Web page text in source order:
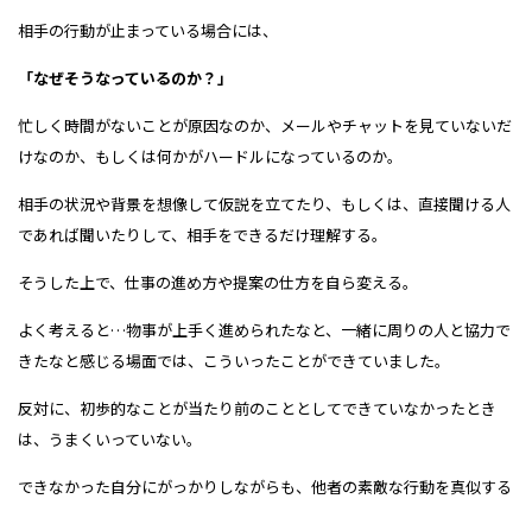
相手の行動が止まっている場合には、
「なぜそうなっているのか？」
忙しく時間がないことが原因なのか、メールやチャットを見ていないだ
けなのか、もしくは何かがハードルになっているのか。
相手の状況や背景を想像して仮説を立てたり、もしくは、直接聞ける人
であれば聞いたりして、相手をできるだけ理解する。
そうした上で、仕事の進め方や提案の仕方を自ら変える。
よく考えると…物事が上手く進められたなと、一緒に周りの人と協力で
きたなと感じる場面では、こういったことができていました。
反対に、初歩的なことが当たり前のこととしてできていなかったとき
は、うまくいっていない。
できなかった自分にがっかりしながらも、他者の素敵な行動を真似する